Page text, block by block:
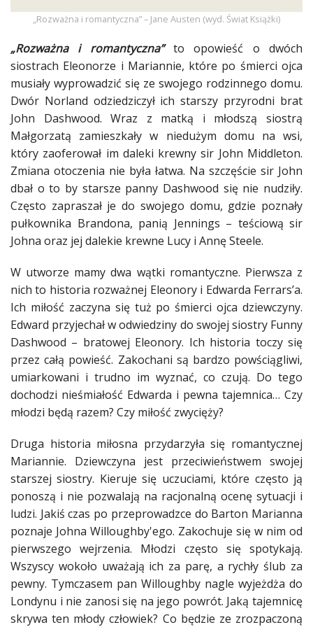
„Rozważna i romantyczna” – Jane Austen (wyd. Świat Książki)
„Rozważna i romantyczna”to opowieść o dwóch
siostrach Eleonorze i Mariannie, które po śmierci ojca
musiały wyprowadzić się ze swojego rodzinnego domu.
Dwór Norland odziedziczył ich starszy przyrodni brat
John Dashwood. Wraz z matką i młodszą siostrą
Małgorzatą zamieszkały w niedużym domu na wsi,
który zaoferował im daleki krewny sir John Middleton.
Zmiana otoczenia nie była łatwa. Na szczęście sir John
dbał o to by starsze panny Dashwood się nie nudziły.
Często zapraszał je do swojego domu, gdzie poznały
pułkownika Brandona, panią Jennings – teściową sir
Johna oraz jej dalekie krewne Lucy i Annę Steele.
W utworze mamy dwa wątki romantyczne. Pierwsza z
nich to historia rozważnej Eleonory i Edwarda Ferrars’a.
Ich miłość zaczyna się tuż po śmierci ojca dziewczyny.
Edward przyjechał w odwiedziny do swojej siostry Funny
Dashwood – bratowej Eleonory. Ich historia toczy się
przez całą powieść. Zakochani są bardzo powściągliwi,
umiarkowani i trudno im wyznać, co czują. Do tego
dochodzi nieśmiałość Edwarda i pewna tajemnica… Czy
młodzi będą razem? Czy miłość zwycięży?
Druga historia miłosna przydarzyła się romantycznej
Mariannie. Dziewczyna jest przeciwieństwem swojej
starszej siostry. Kieruje się uczuciami, które często ją
ponoszą i nie pozwalają na racjonalną ocenę sytuacji i
ludzi. Jakiś czas po przeprowadzce do Barton Marianna
poznaje Johna Willoughby'ego. Zakochuje się w nim od
pierwszego wejrzenia. Młodzi często się spotykają.
Wszyscy wokoło uważają ich za parę, a rychłyślub za
pewny. Tymczasem pan Willoughby nagle wyjeżdża do
Londynu i nie zanosi się na jego powrót. Jaką tajemnicę
skrywa ten młody człowiek? Co będzie ze zrozpaczoną